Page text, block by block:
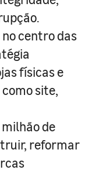
centro das
físicas e
site,
milhão de
reformar